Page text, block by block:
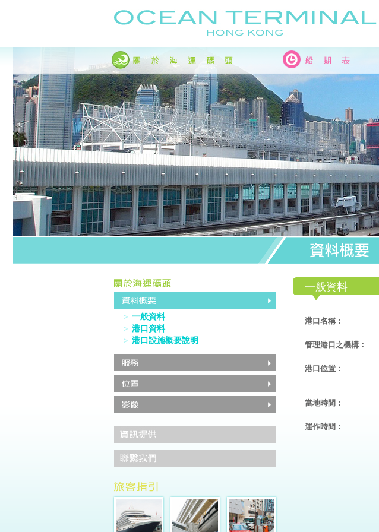
一般資料
港口資料
港口設施概要說明
一般資料
港口名稱：
管理港口之機構：
港口位置：
當地時間：
運作時間：